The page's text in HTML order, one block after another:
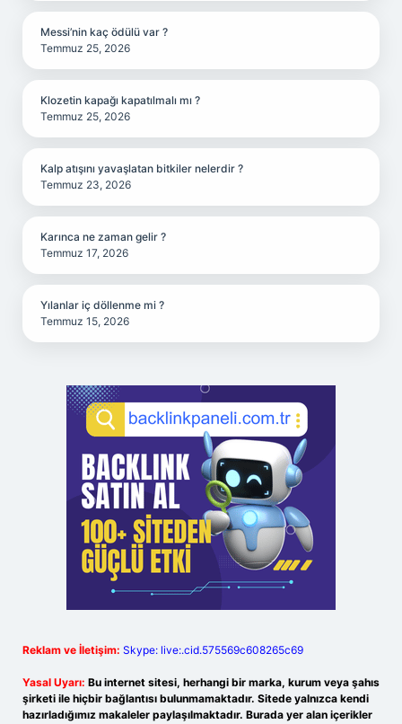
Messi’nin kaç ödülü var ?
Temmuz 25, 2026
Klozetin kapağı kapatılmalı mı ?
Temmuz 25, 2026
Kalp atışını yavaşlatan bitkiler nelerdir ?
Temmuz 23, 2026
Karınca ne zaman gelir ?
Temmuz 17, 2026
Yılanlar iç döllenme mi ?
Temmuz 15, 2026
Reklam ve İletişim: Skype: live:.cid.575569c608265c69
Yasal Uyarı: Bu internet sitesi, herhangi bir marka, kurum veya şahıs
şirketi ile hiçbir bağlantısı bulunmamaktadır. Sitede yalnızca kendi
hazırladığımız makaleler paylaşılmaktadır. Burada yer alan içerikler